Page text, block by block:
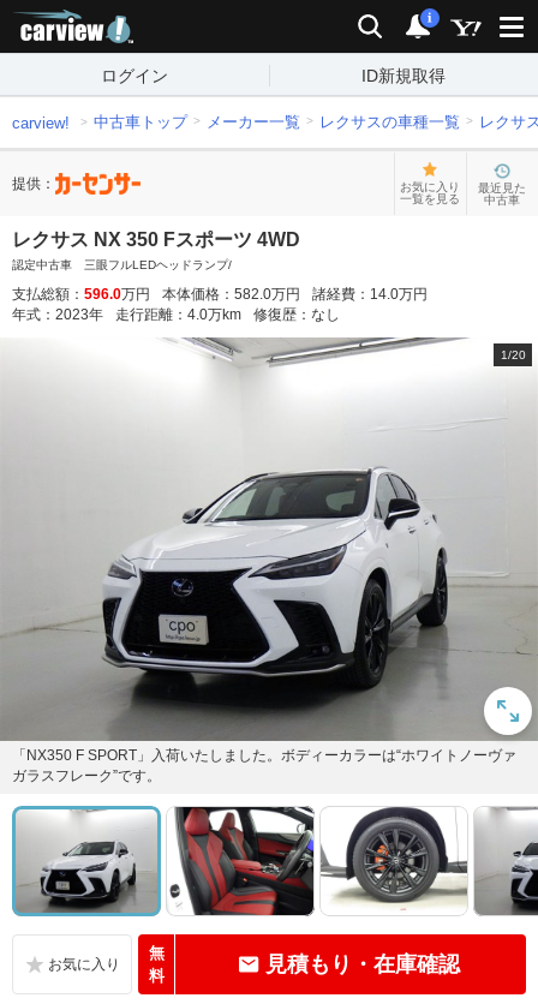
検索 通知
i
ログイン ID新規取得
carview! 中古車トップ メーカー一覧 レクサスの車種一覧 レクサ
提供：
お気に入り
一覧を見る
最近見た
中古車
レクサス NX 350 Fスポーツ 4WD
認定中古車 三眼フルLEDヘッドランプ/
支払総額： 596.0万円 本体価格： 582.0万円 諸経費： 14.0万円
年式： 2023年 走行距離： 4.0万km 修復歴： なし
1/20
「NX350 F SPORT」入荷いたしました。ボディーカラーは“ホワイトノーヴァ
ガラスフレーク”です。
無
料
見積もり・在庫確認